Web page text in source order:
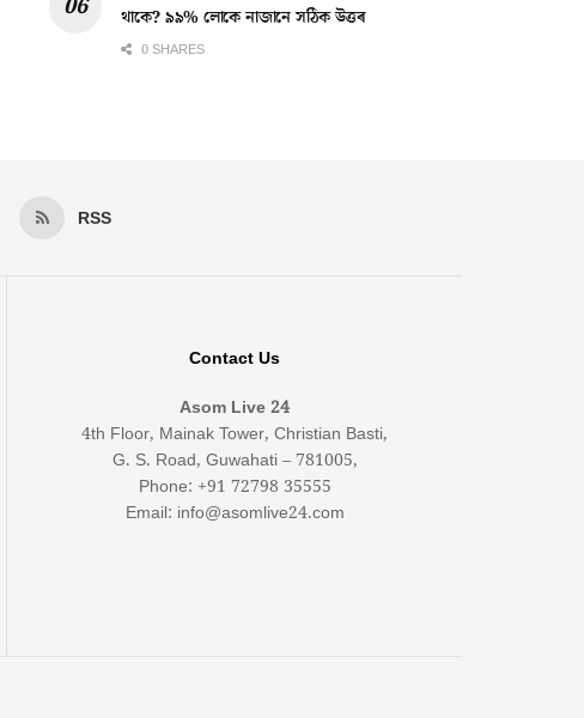
থাকে? ৯৯% লোকে নাজানে সঠিক উত্তৰ
0 SHARES
RSS
Contact Us
Asom Live 24
4th Floor, Mainak Tower, Christian Basti,
G. S. Road, Guwahati – 781005,
Phone: +91 72798 35555
Email: info@asomlive24.com